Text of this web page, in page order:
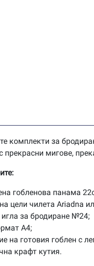
комплекти за
прекрасни мигове,
гобленова панама
цели чилета Ariadna
игла за бродиране №24;
А4;
на готовия гоблен с
крафт кутия.